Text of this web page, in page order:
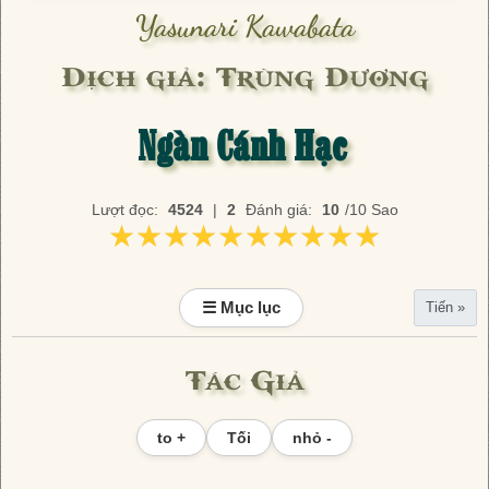
Yasunari Kawabata
Dịch giả: Trùng Dương
Ngàn Cánh Hạc
Lượt đọc: 4524 | 2 Đánh giá: 10 /10 Sao
★★★★★★★★★★
★★★★★★★★★★
☰ Mục lục Tiến »
Tác Giả
to + Tối nhỏ -